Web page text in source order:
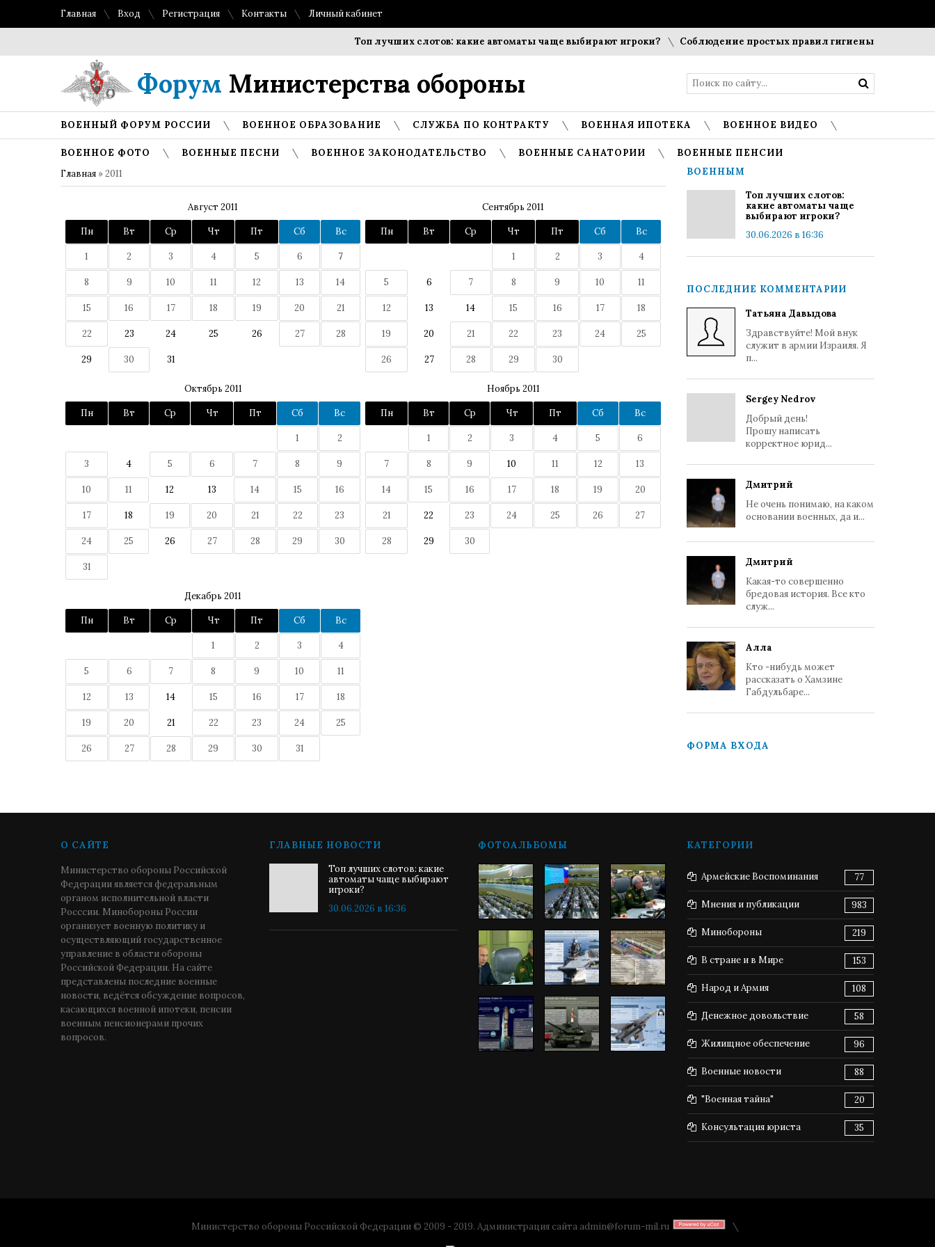
Главная Вход Регистрация Контакты Личный кабинет
Топ лучших слотов: какие автоматы чаще выбирают игроки? Соблюдение простых правил гигиены помогает
Форум Министерства обороны
ВОЕННЫЙ ФОРУМ РОССИИ ВОЕННОЕ ОБРАЗОВАНИЕ СЛУЖБА ПО КОНТРАКТУ ВОЕННАЯ ИПОТЕКА ВОЕННОЕ ВИДЕО
ВОЕННОЕ ФОТО ВОЕННЫЕ ПЕСНИ ВОЕННОЕ ЗАКОНОДАТЕЛЬСТВО ВОЕННЫЕ САНАТОРИИ
ВОЕННЫЕ ПЕНСИИ
Главная »2011
Август 2011
Пн Вт Ср Чт Пт Сб Вс
1 2 3 4 5 6 7
8 9 10 11 12 13 14
15 16 17 18 19 20 21
22 23 24 25 26 27 28
29 30 31
Сентябрь 2011
Пн Вт Ср Чт Пт Сб Вс
1 2 3 4
5 6 7 8 9 10 11
12 13 14 15 16 17 18
19 20 21 22 23 24 25
26 27 28 29 30
Октябрь 2011
Пн Вт Ср Чт Пт Сб Вс
1 2
3 4 5 6 7 8 9
10 11 12 13 14 15 16
17 18 19 20 21 22 23
24 25 26 27 28 29 30
31
Ноябрь 2011
Пн Вт Ср Чт Пт Сб Вс
1 2 3 4 5 6
7 8 9 10 11 12 13
14 15 16 17 18 19 20
21 22 23 24 25 26 27
28 29 30
Декабрь 2011
Пн Вт Ср Чт Пт Сб Вс
1 2 3 4
5 6 7 8 9 10 11
12 13 14 15 16 17 18
19 20 21 22 23 24 25
26 27 28 29 30 31
ВОЕННЫМ
Топ лучших слотов:
какие автоматы чаще
выбирают игроки?
30.06.2026 в 16:36
ПОСЛЕДНИЕ КОММЕНТАРИИ
Татьяна Давыдова
Здравствуйте! Мой внук
служит в армии Израиля. Я
п...
Sergey Nedrov
Добрый день!
Прошу написать
корректное юрид...
Дмитрий
Не очень понимаю, на каком
основании военных, да и...
Дмитрий
Какая-то совершенно
бредовая история. Все кто
служ...
Алла
Кто -нибудь может
рассказать о Хамзине
Габдульбаре...
ФОРМА ВХОДА
О САЙТЕ
Министерство обороны Российской
Федерации является федеральным
органом исполнительной власти
Росссии. Минобороны России
организует военную политику и
осуществляющий государственное
управление в области обороны
Российской Федерации. На сайте
представлены последние военные
новости, ведётся обсуждение вопросов,
касающихся военной ипотеки, пенсии
военным пенсионерами прочих
вопросов.
ГЛАВНЫЕ НОВОСТИ
Топ лучших слотов: какие
автоматы чаще выбирают
игроки?
30.06.2026 в 16:36
ФОТОАЛЬБОМЫ КАТЕГОРИИ
Армейские Воспоминания 77
Мнения и публикации 983
Минобороны 219
В стране и в Мире 153
Народ и Армия 108
Денежное довольствие 58
Жилищное обеспечение 96
Военные новости 88
"Военная тайна" 20
Консультация юриста 35
Министерство обороны Российской Федерации © 2009 - 2019. Администрация сайта admin@forum-mil.ru